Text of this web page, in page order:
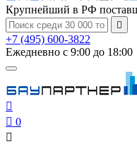
Крупнейший в РФ

+7 (495) 600-3822
Ежедневно с 9:00 до 18:00

 0
